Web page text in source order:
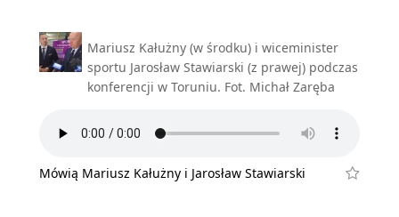
Mariusz Kałużny (w środku) i wiceminister
sportu Jarosław Stawiarski (z prawej) podczas
konferencji w Toruniu. Fot. Michał Zaręba
Mówią Mariusz Kałużny i Jarosław Stawiarski